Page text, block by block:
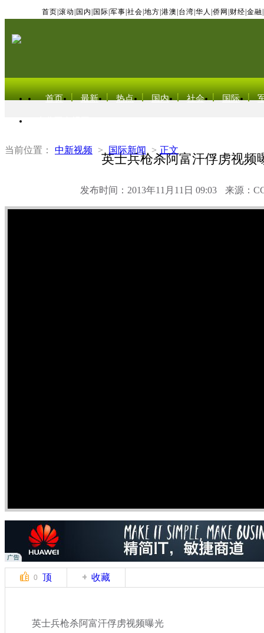
首页 滚动 国内 国际 军事 社会 地方 港澳 台湾 华人 侨网 财经 金融
首页 最新 热点 国内 社会 国际
当前位置： 中新视频 > 国际新闻 > 正文
英士兵枪杀阿富汗俘虏视频
发布时间：2013年11月11日 09:03 来源：
0 顶 收藏
英士兵枪杀阿富汗俘虏视频曝光